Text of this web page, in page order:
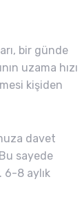
bir günde
uzama hızı
kişiden
davet
sayede
6-8 aylık